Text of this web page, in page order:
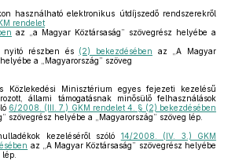
használható elektronikus útdíjszedő rendszerekről
rendelet
az „a Magyar Köztársaság” szövegrész helyébe a
részben és (2) bekezdésében az „A Magyar
a „Magyarország” szöveg
Közlekedési Minisztérium egyes fejezeti kezelésű
állami támogatásnak minősülő felhasználások
6/2008. (III. 7.) GKM rendelet 4. § (2) bekezdésében
szövegrész helyébe a „Magyarország” szöveg lép.
kezeléséről szóló 14/2008. (IV. 3.) GKM
az „A Magyar Köztársaság” szövegrész helyébe